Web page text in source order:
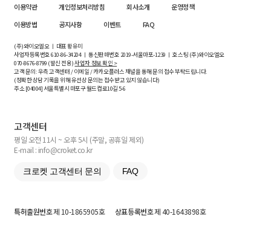
이용약관 개인정보처리방침 회사소개
운영정책
이용방법
공지사항 이벤트 FAQ
(주)와이오엘오 ㅣ 대표 황유미
사업자등록번호610-86-34204ㅣ 통신판매번호 2019-서울마포-1239 ㅣ 호스팅 (주)와이오엘오
070-8676-8799 (발신 전용)사업자 정보 확인 >
고객 문의: 우측 고객센터 / 이메일 / 카카오플러스 채널을 통해 문의 접수 부탁드립니다.
(정확한 상담 기록을 위해 유선상 문의는 접수받고 있지 않습니다)
주소 [04004] 서울특별시 마포구 월드컵로10길5-6
고객센터
평일 오전 11시 ~ 오후 5시 (주말, 공휴일 제외)
E-mail : info@croket.co.kr
크로켓 고객센터 문의 FAQ
특허출원번호제 10-1865905호 상표등록번호제 40-1643898호